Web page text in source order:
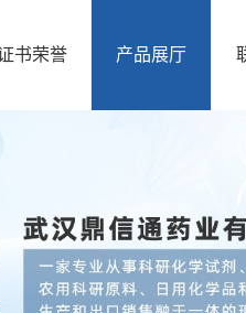
书荣誉 产品展厅